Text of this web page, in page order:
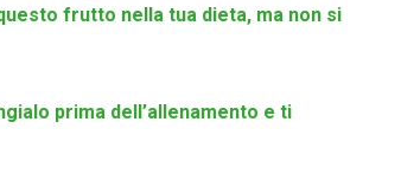
frutto nella tua dieta, ma non si
prima dell’allenamento e ti